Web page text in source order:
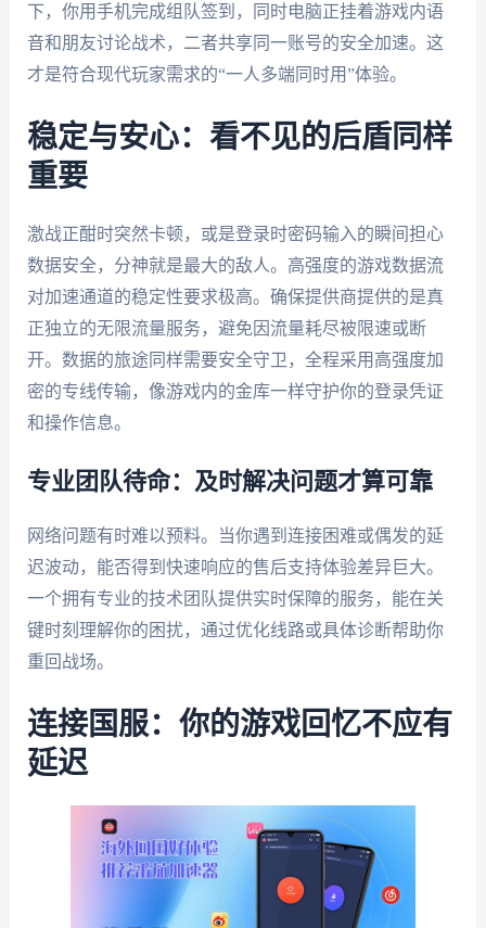
下，你用手机完成组队签到，同时电脑正挂着游戏内语
音和朋友讨论战术，二者共享同一账号的安全加速。这
才是符合现代玩家需求的“一人多端同时用”体验。
稳定与安心：看不见的后盾同样
重要
激战正酣时突然卡顿，或是登录时密码输入的瞬间担心
数据安全，分神就是最大的敌人。高强度的游戏数据流
对加速通道的稳定性要求极高。确保提供商提供的是真
正独立的无限流量服务，避免因流量耗尽被限速或断
开。数据的旅途同样需要安全守卫，全程采用高强度加
密的专线传输，像游戏内的金库一样守护你的登录凭证
和操作信息。
专业团队待命：及时解决问题才算可靠
网络问题有时难以预料。当你遇到连接困难或偶发的延
迟波动，能否得到快速响应的售后支持体验差异巨大。
一个拥有专业的技术团队提供实时保障的服务，能在关
键时刻理解你的困扰，通过优化线路或具体诊断帮助你
重回战场。
连接国服：你的游戏回忆不应有
延迟